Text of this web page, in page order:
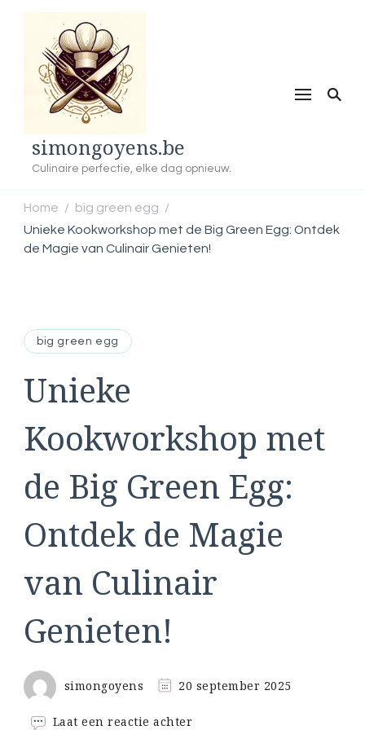
simongoyens.be
Culinaire perfectie, elke dag opnieuw.
Home / big green egg /
Unieke Kookworkshop met de Big Green Egg: Ontdek
de Magie van Culinair Genieten!
big green egg
Unieke
Kookworkshop met
de Big Green Egg:
Ontdek de Magie
van Culinair
Genieten!
simongoyens 20 september 2025
Laat een reactie achter